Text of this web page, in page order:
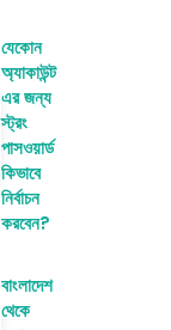
যেকোন
অ্যাকাউন্ট
এর জন্য
স্ট্রং
পাসওয়ার্ড
কিভাবে
নির্বাচন
করবেন?
বাংলাদেশ
থেকে